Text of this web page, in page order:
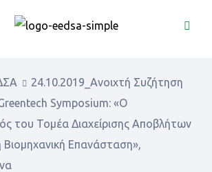
24.10.2019_Ανοιχτή Συζήτηση
Symposium: «Ο
του Τομέα Διαχείρισης Αποβλήτων
Επανάσταση»,